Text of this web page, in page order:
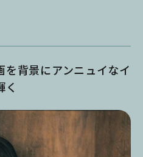
を背景にアンニュイなイ
く